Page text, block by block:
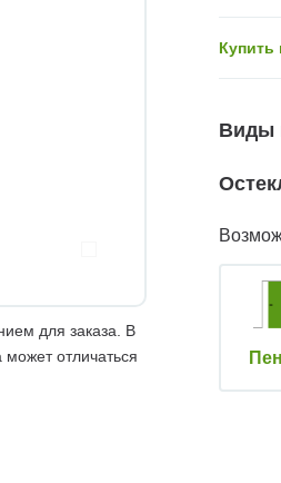
для заказа. В
отличаться
Купить
Виды